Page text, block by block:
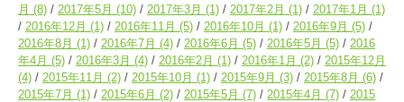
月 (8) 2017年5月 (10) 2017年3月 (1) 2017年2月 (1) 2017年1月 (1)
2016年12月 (1) 2016年11月 (5) 2016年10月 (1) 2016年9月 (5)
2016年8月 (1) 2016年7月 (4) 2016年6月 (5) 2016年5月 (5)
2016
年4月 (5) 2016年3月 (4) 2016年2月 (1) 2016年1月 (2)
2015年12月
(4)
2015年11月 (2) 2015年10月 (1) 2015年9月 (3) 2015年8月 (6)
2015年7月 (1) 2015年6月 (2) 2015年5月 (7) 2015年4月 (7)
2015